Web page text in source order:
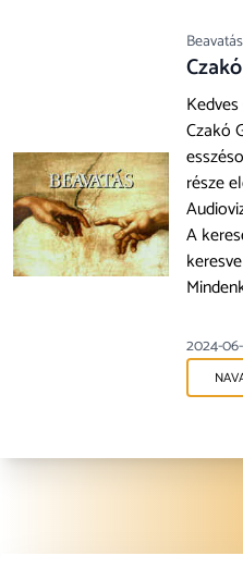
Czakó
része
A
2024-